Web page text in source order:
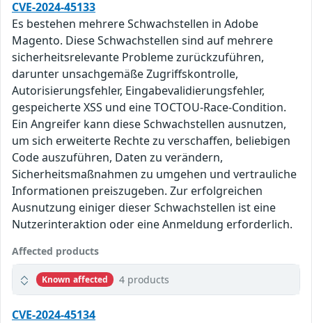
CVE-2024-45133
Es bestehen mehrere Schwachstellen in Adobe
Magento. Diese Schwachstellen sind auf mehrere
sicherheitsrelevante Probleme zurückzuführen,
darunter unsachgemäße Zugriffskontrolle,
Autorisierungsfehler, Eingabevalidierungsfehler,
gespeicherte XSS und eine TOCTOU-Race-Condition.
Ein Angreifer kann diese Schwachstellen ausnutzen,
um sich erweiterte Rechte zu verschaffen, beliebigen
Code auszuführen, Daten zu verändern,
Sicherheitsmaßnahmen zu umgehen und vertrauliche
Informationen preiszugeben. Zur erfolgreichen
Ausnutzung einiger dieser Schwachstellen ist eine
Nutzerinteraktion oder eine Anmeldung erforderlich.
Affected products
Known affected 4 products
CVE-2024-45134